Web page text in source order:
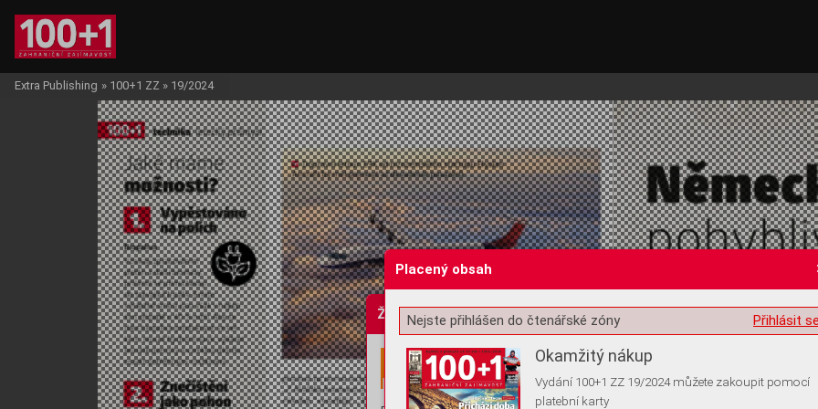
Žádost o souhlas s ukládáním volitelných informací
Extra Publishing » 100+1 ZZ » 19/2024
Placený obsah
Přihlásit
Nejste přihlášen do čtenářské zóny
Okamžitý nákup
Vydání 100+1 ZZ 19/2024 můžete zakoupit pomocí
platební karty